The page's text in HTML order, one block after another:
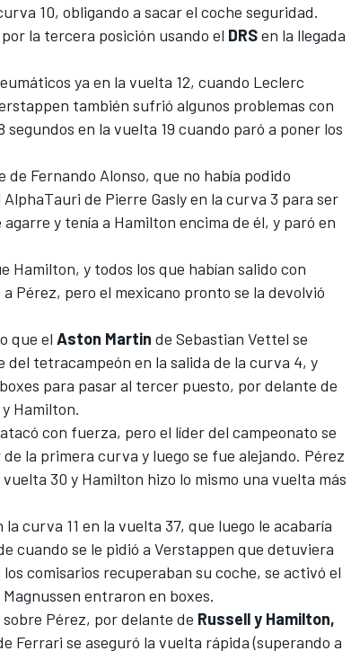
10, obligando a sacar el coche seguridad.
la tercera posición usando el DRSen la llegada
ya en la vuelta 12, cuando Leclerc
también sufrió algunos problemas con
segundos en la vuelta 19 cuando paró a poner los
de Fernando Alonso, que no había podido
AlphaTauri de Pierre Gaslyen la curva 3 para ser
y tenía a Hamilton encima de él, y paró en
Hamilton, y todos los que habían salido con
Pérez, pero el mexicano pronto se la devolvió
que el Aston Martin de Sebastian Vettel se
tetracampeón en la salida de la curva 4, y
para pasar al tercer puesto, por delante de
Hamilton.
con fuerza, pero el líder del campeonato se
la primera curva y luego se fue alejando. Pérez
30 y Hamilton hizo lo mismo una vuelta más
curva 11 en la vuelta 37, que luego le acabaría
cuando se le pidió a Verstappen que detuviera
comisarios recuperaban su coche, se activó el
entraron en boxes.
Pérez, por delante de Russell y Hamilton,
Ferrari se aseguró la vuelta rápida (superando a